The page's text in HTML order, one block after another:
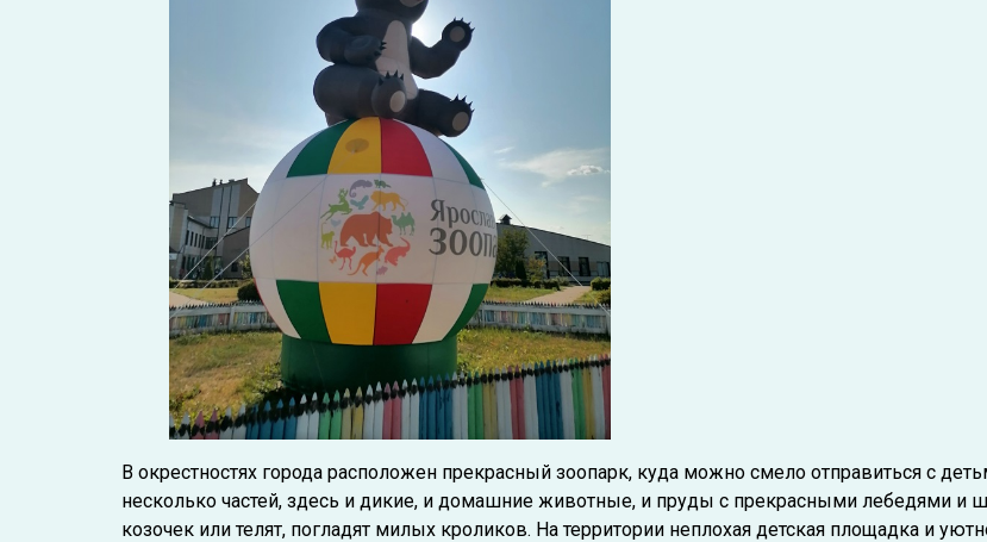
В окрестностях города расположен прекрасный зоопарк, куда можно смело отправиться с
несколько частей, здесь и дикие, и домашние животные, и пруды с прекрасными лебедями и
козочек или телят, погладят милых кроликов. На территории неплохая детская площадка и